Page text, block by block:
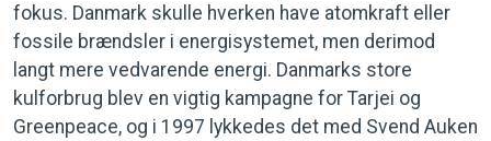
fokus. Danmark skulle hverken have atomkraft eller
fossile brændsler i energisystemet, men derimod
langt mere vedvarende energi. Danmarks store
kulforbrug blev en vigtig kampagne for Tarjei og
Greenpeace, og i 1997 lykkedes det med Svend Auken